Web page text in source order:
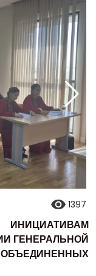
1397
ГЕНЕРАЛЬНОЙ